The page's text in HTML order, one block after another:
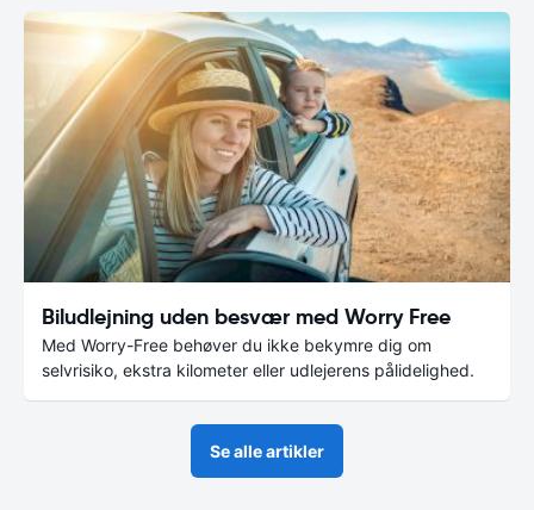
Biludlejning uden besvær med Worry Free
Med Worry-Free behøver du ikke bekymre dig om
selvrisiko, ekstra kilometer eller udlejerens pålidelighed.
Se alle artikler